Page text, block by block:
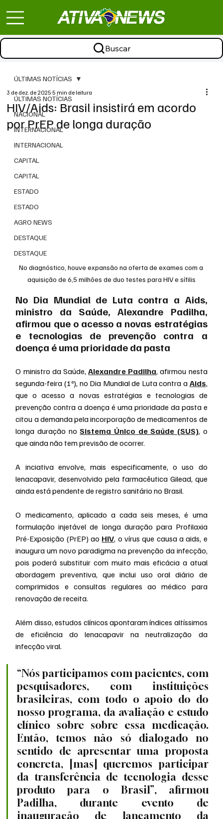
Buscar
ÚLTIMAS NOTÍCIAS
NACIONAL
INTERNACIONAL
INTERNACIONAL
CAPITAL
CAPITAL
ESTADO
ESTADO
AGRO NEWS
DESTAQUE
DESTAQUE
ÚLTIMAS NOTÍCIAS
HIV/Aids: Brasil insistirá em acordo
por PrEP de longa duração
3 de dez. de 20255 min de leitura
No diagnóstico, houve expansão na oferta de exames com a
aquisição de 6,5 milhões de duo testes para HIV e sífilis
No Dia Mundial de Luta contra a Aids,
ministro da Saúde, Alexandre Padilha,
afirmou que o acesso a novas estratégias
e tecnologias de prevenção contra a
doença é uma prioridade da pasta
O ministro da Saúde, Alexandre Padilha, afirmou nesta
segunda-feira (1º), no Dia Mundial de Luta contra a Aids,
que o acesso a novas estratégias e tecnologias de
prevenção contra a doença é uma prioridade da pasta e
citou a demanda pela incorporação de medicamentos de
longa duração no Sistema Único de Saúde (SUS), o
que ainda não tem previsão de ocorrer.
A inciativa envolve, mais especificamente, o uso do
lenacapavir, desenvolvido pela farmacêutica Gilead, que
ainda está pendente de registro sanitário no Brasil.
O medicamento, aplicado a cada seis meses, é uma
formulação injetável de longa duração para Profilaxia
Pré-Exposição (PrEP) ao HIV, o vírus que causa a aids, e
inaugura um novo paradigma na prevenção da infecção,
pois poderá substituir com muito mais eficácia a atual
abordagem preventiva, que inclui uso oral diário de
comprimidos e consultas regulares ao médico para
renovação de receita.
Além disso, estudos clínicos apontaram índices altíssimos
de eficiência do lenacapavir na neutralização da
infecção viral.
“Nós participamos com pacientes, com
pesquisadores, com instituições
brasileiras, com todo o apoio do do
nosso programa, da avaliação e estudo
clínico sobre sobre essa medicação.
Então, temos não só dialogado no
sentido de apresentar uma proposta
concreta, [mas] queremos participar
da transferência de tecnologia desse
produto para o Brasil”, afirmou
Padilha, durante evento de
inauguração de lançamento da